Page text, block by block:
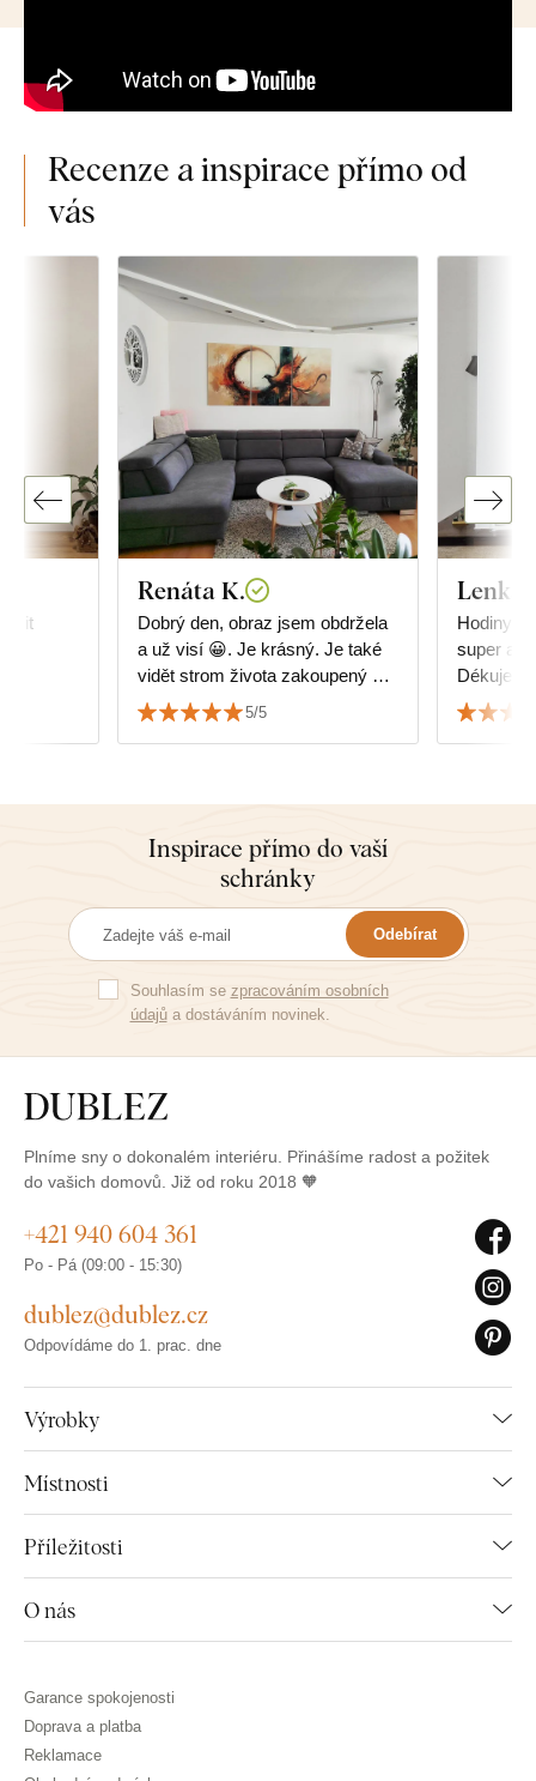
Recenze a inspirace přímo od
vás
Renáta K.
Dobrý den, obraz jsem obdržela
a už visí 😀. Je krásný. Je také
vidět strom života zakoupený u
Vás. Děkuji
5/5
Lenka
Hodiny
super a
Dékujeme
Inspirace přímo do vaší
schránky
Odebírat
Souhlasím se zpracováním osobních
údajůa dostáváním novinek.
Plníme sny o dokonalém interiéru. Přinášíme radost a požitek
do vašich domovů. Již od roku 2018 🧡
Výrobky
Místnosti
Příležitosti
O nás
+421 940 604 361
Po - Pá (09:00 - 15:30)
dublez@dublez.cz
Odpovídáme do 1. prac. dne
Garance spokojenosti
Doprava a platba
Reklamace